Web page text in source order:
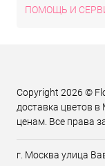
ПОМОЩЬ И
Copyright 2026 ©
доставка цветов
ценам. Все права
г. Москва улица